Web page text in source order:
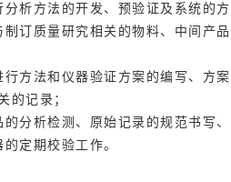
分析方法的开发、预验证及系统的
制订质量研究相关的物料、中间产
行方法和仪器验证方案的编写、方
的记录；
的分析检测、原始记录的规范书写
定期校验工作。